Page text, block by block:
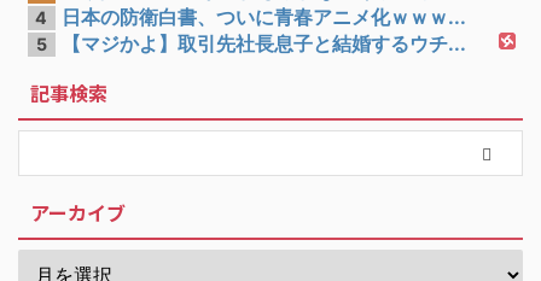
4 日本の防衛白書、ついに青春アニメ化ｗｗｗ...
5 【マジかよ】取引先社長息子と結婚するウチ...
記事検索
アーカイブ